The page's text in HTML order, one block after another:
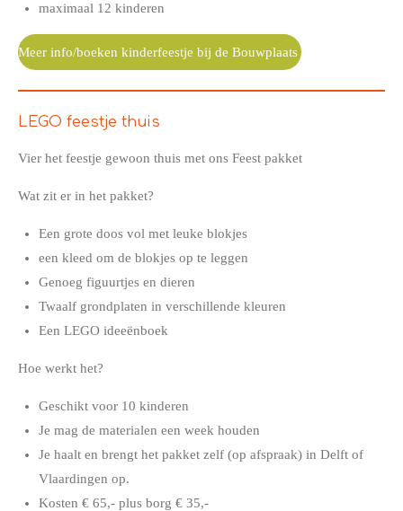
maximaal 12 kinderen
Meer info/boeken kinderfeestje bij de Bouwplaats
LEGO feestje thuis
Vier het feestje gewoon thuis met ons Feest pakket
Wat zit er in het pakket?
Een grote doos vol met leuke blokjes
een kleed om de blokjes op te leggen
Genoeg figuurtjes en dieren
Twaalf grondplaten in verschillende kleuren
Een LEGO ideeënboek
Hoe werkt het?
Geschikt voor 10 kinderen
Je mag de materialen een week houden
Je haalt en brengt het pakket zelf (op afspraak) in Delft of
Vlaardingen op.
Kosten € 65,- plus borg € 35,-